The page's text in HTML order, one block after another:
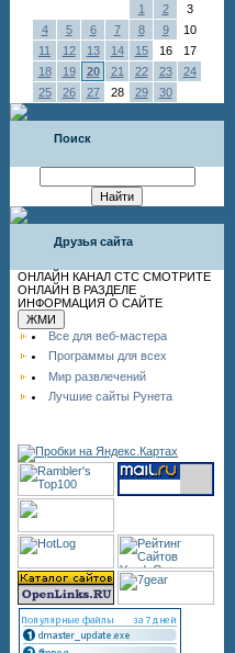
1
2
3
4
5 6 7 8 9
10
11
12 13 14 15 16
17
18
19 20 21 22 23
24
25
26 27 28 29 30
Поиск
Друзья сайта
ОНЛАЙН КАНАЛ СТС СМОТРИТЕ
ОНЛАЙН В РАЗДЕЛЕ
ИНФОРМАЦИЯ О САЙТЕ
Все для веб-мастера
Программы для всех
Мир развлечений
Лучшие сайты Рунета